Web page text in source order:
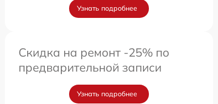
Узнать подробнее
Скидка на ремонт -25% по
предварительной записи
Узнать подробнее